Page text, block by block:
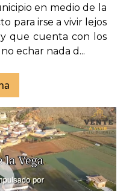
en medio de la
para irse a vivir lejos
que cuenta con los
echar nada d...